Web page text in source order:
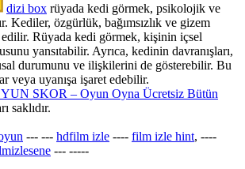
dizi box rüyada kedi görmek​, psikolojik ve
Kediler, özgürlük, bağımsızlık ve gizem
Rüyada kedi görmek, kişinin içsel
yansıtabilir. Ayrıca, kedinin davranışları,
durumunu ve ilişkilerini de gösterebilir. Bu
veya uyanışa işaret edebilir.
SKOR – Oyun Oyna Ücretsiz Bütün
saklıdır.
--- --- hdfilm izle ---- film izle hint, ----
--- -----